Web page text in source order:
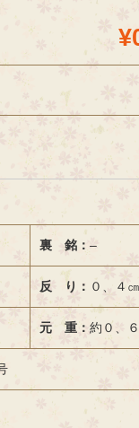
裏 銘： –
反 り： ０、４㎝
元 重： 約０、